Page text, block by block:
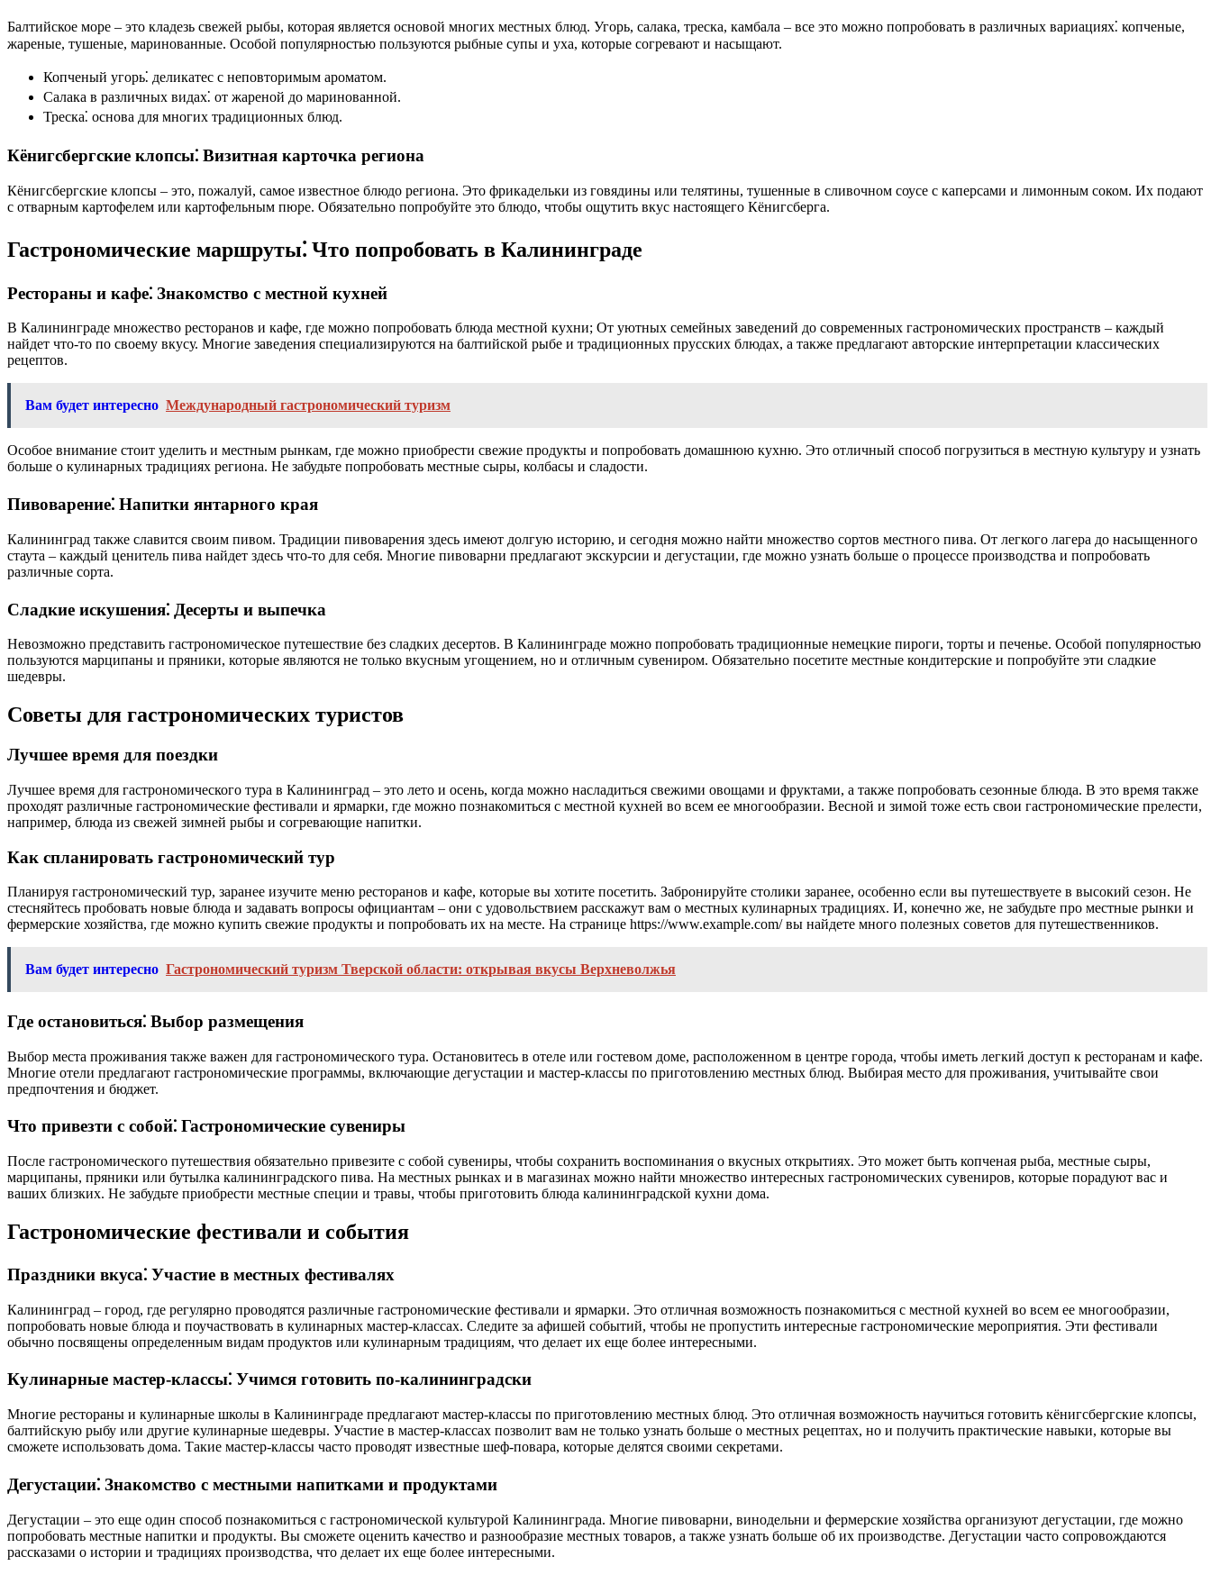
Балтийское море – это кладезь свежей рыбы, которая является основой многих местных блюд. Угорь, салака, треска, камбала – все это можно попробовать в различных вариациях⁚ копченые,
жареные, тушеные, маринованные. Особой популярностью пользуются рыбные супы и уха, которые согревают и насыщают.
Копченый угорь⁚ деликатес с неповторимым ароматом.
Салака в различных видах⁚ от жареной до маринованной.
Треска⁚ основа для многих традиционных блюд.
Кёнигсбергские клопсы⁚ Визитная карточка региона
Кёнигсбергские клопсы – это, пожалуй, самое известное блюдо региона. Это фрикадельки из говядины или телятины, тушенные в сливочном соусе с каперсами и лимонным соком. Их подают
с отварным картофелем или картофельным пюре. Обязательно попробуйте это блюдо, чтобы ощутить вкус настоящего Кёнигсберга.
Гастрономические маршруты⁚ Что попробовать в Калининграде
Рестораны и кафе⁚ Знакомство с местной кухней
В Калининграде множество ресторанов и кафе, где можно попробовать блюда местной кухни; От уютных семейных заведений до современных гастрономических пространств – каждый
найдет что-то по своему вкусу. Многие заведения специализируются на балтийской рыбе и традиционных прусских блюдах, а также предлагают авторские интерпретации классических
рецептов.
Вам будет интересно Международный гастрономический туризм
Особое внимание стоит уделить и местным рынкам, где можно приобрести свежие продукты и попробовать домашнюю кухню. Это отличный способ погрузиться в местную культуру и узнать
больше о кулинарных традициях региона. Не забудьте попробовать местные сыры, колбасы и сладости.
Пивоварение⁚ Напитки янтарного края
Калининград также славится своим пивом. Традиции пивоварения здесь имеют долгую историю, и сегодня можно найти множество сортов местного пива. От легкого лагера до насыщенного
стаута – каждый ценитель пива найдет здесь что-то для себя. Многие пивоварни предлагают экскурсии и дегустации, где можно узнать больше о процессе производства и попробовать
различные сорта.
Сладкие искушения⁚ Десерты и выпечка
Невозможно представить гастрономическое путешествие без сладких десертов. В Калининграде можно попробовать традиционные немецкие пироги, торты и печенье. Особой популярностью
пользуются марципаны и пряники, которые являются не только вкусным угощением, но и отличным сувениром. Обязательно посетите местные кондитерские и попробуйте эти сладкие
шедевры.
Советы для гастрономических туристов
Лучшее время для поездки
Лучшее время для гастрономического тура в Калининград – это лето и осень, когда можно насладиться свежими овощами и фруктами, а также попробовать сезонные блюда. В это время также
проходят различные гастрономические фестивали и ярмарки, где можно познакомиться с местной кухней во всем ее многообразии. Весной и зимой тоже есть свои гастрономические прелести,
например, блюда из свежей зимней рыбы и согревающие напитки.
Как спланировать гастрономический тур
Планируя гастрономический тур, заранее изучите меню ресторанов и кафе, которые вы хотите посетить. Забронируйте столики заранее, особенно если вы путешествуете в высокий сезон. Не
стесняйтесь пробовать новые блюда и задавать вопросы официантам – они с удовольствием расскажут вам о местных кулинарных традициях. И, конечно же, не забудьте про местные рынки и
фермерские хозяйства, где можно купить свежие продукты и попробовать их на месте. На странице https://www.example.com/ вы найдете много полезных советов для путешественников.
Вам будет интересно Гастрономический туризм Тверской области: открывая вкусы Верхневолжья
Где остановиться⁚ Выбор размещения
Выбор места проживания также важен для гастрономического тура. Остановитесь в отеле или гостевом доме, расположенном в центре города, чтобы иметь легкий доступ к ресторанам и кафе.
Многие отели предлагают гастрономические программы, включающие дегустации и мастер-классы по приготовлению местных блюд. Выбирая место для проживания, учитывайте свои
предпочтения и бюджет.
Что привезти с собой⁚ Гастрономические сувениры
После гастрономического путешествия обязательно привезите с собой сувениры, чтобы сохранить воспоминания о вкусных открытиях. Это может быть копченая рыба, местные сыры,
марципаны, пряники или бутылка калининградского пива. На местных рынках и в магазинах можно найти множество интересных гастрономических сувениров, которые порадуют вас и
ваших близких. Не забудьте приобрести местные специи и травы, чтобы приготовить блюда калининградской кухни дома.
Гастрономические фестивали и события
Праздники вкуса⁚ Участие в местных фестивалях
Калининград – город, где регулярно проводятся различные гастрономические фестивали и ярмарки. Это отличная возможность познакомиться с местной кухней во всем ее многообразии,
попробовать новые блюда и поучаствовать в кулинарных мастер-классах. Следите за афишей событий, чтобы не пропустить интересные гастрономические мероприятия. Эти фестивали
обычно посвящены определенным видам продуктов или кулинарным традициям, что делает их еще более интересными.
Кулинарные мастер-классы⁚ Учимся готовить по-калининградски
Многие рестораны и кулинарные школы в Калининграде предлагают мастер-классы по приготовлению местных блюд. Это отличная возможность научиться готовить кёнигсбергские клопсы,
балтийскую рыбу или другие кулинарные шедевры. Участие в мастер-классах позволит вам не только узнать больше о местных рецептах, но и получить практические навыки, которые вы
сможете использовать дома. Такие мастер-классы часто проводят известные шеф-повара, которые делятся своими секретами.
Дегустации⁚ Знакомство с местными напитками и продуктами
Дегустации – это еще один способ познакомиться с гастрономической культурой Калининграда. Многие пивоварни, винодельни и фермерские хозяйства организуют дегустации, где можно
попробовать местные напитки и продукты. Вы сможете оценить качество и разнообразие местных товаров, а также узнать больше об их производстве. Дегустации часто сопровождаются
рассказами о истории и традициях производства, что делает их еще более интересными.